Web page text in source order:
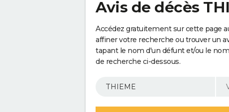
Avis de décès
Accédez gratuitement sur cette page
affiner votre recherche ou trouver un
tapant le nom d'un défunt et/ou le
de recherche ci-dessous.